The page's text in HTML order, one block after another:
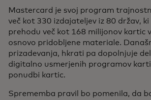
Mastercard je svoj program
več kot 330 izdajateljev iz 80 držav,
prehodu več kot 168 milijonov kartic
osnovo pridobljene materiale.
prizadevanja, hkrati pa dopolnjuje
digitalno usmerjenih programov
ponudbi kartic.
Sprememba pravil bo pomenila, da